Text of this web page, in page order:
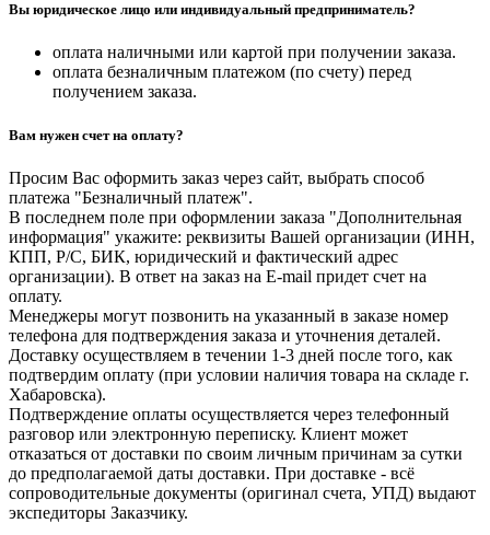
Вы юридическое лицо или индивидуальный предприниматель?
оплата наличными или картой при получении заказа.
оплата безналичным платежом (по счету) перед
получением заказа.
Вам нужен счет на оплату?
Просим Вас оформить заказ через сайт, выбрать способ
платежа "Безналичный платеж".
В последнем поле при оформлении заказа "Дополнительная
информация" укажите: реквизиты Вашей организации (ИНН,
КПП, Р/С, БИК, юридический и фактический адрес
организации). В ответ на заказ на E-mail придет счет на
оплату.
Менеджеры могут позвонить на указанный в заказе номер
телефона для подтверждения заказа и уточнения деталей.
Доставку осуществляем в течении 1-3 дней после того, как
подтвердим оплату (при условии наличия товара на складе г.
Хабаровска).
Подтверждение оплаты осуществляется через телефонный
разговор или электронную переписку. Клиент может
отказаться от доставки по своим личным причинам за сутки
до предполагаемой даты доставки. При доставке - всё
сопроводительные документы (оригинал счета, УПД) выдают
экспедиторы Заказчику.